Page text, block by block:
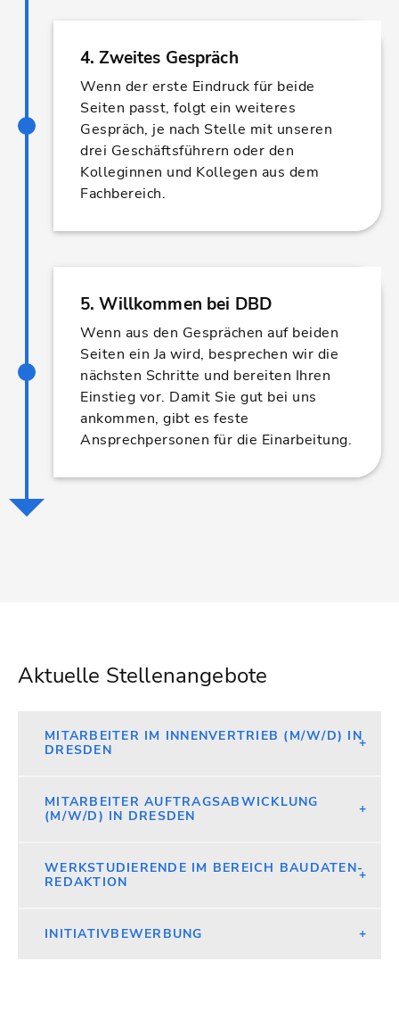
4. Zweites Gespräch
Wenn der erste Eindruck für beide
Seiten passt, folgt ein weiteres
Gespräch, je nach Stelle mit unseren
drei Geschäftsführern oder den
Kolleginnen und Kollegen aus dem
Fachbereich.
5. Willkommen bei DBD
Wenn aus den Gesprächen auf beiden
Seiten ein Ja wird, besprechen wir die
nächsten Schritte und bereiten Ihren
Einstieg vor. Damit Sie gut bei uns
ankommen, gibt es feste
Ansprechpersonen für die Einarbeitung.
Aktuelle Stellenangebote
MITARBEITER IM INNENVERTRIEB (M/W/D) IN
DRESDEN
MITARBEITER AUFTRAGSABWICKLUNG
(M/W/D) IN DRESDEN
WERKSTUDIERENDE IM BEREICH BAUDATEN-
REDAKTION
INITIATIVBEWERBUNG